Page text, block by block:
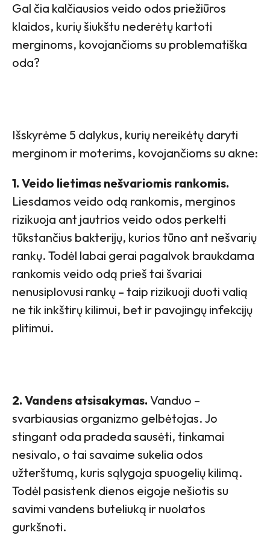
Gal čia kalčiausios veido odos priežiūros
klaidos, kurių šiukštu nederėtų kartoti
merginoms, kovojančioms su problematiška
oda?
Išskyrėme 5 dalykus, kurių nereikėtų daryti
merginom ir moterims, kovojančioms su akne:
1. Veido lietimas nešvariomis rankomis.
Liesdamos veido odą rankomis, merginos
rizikuoja ant jautrios veido odos perkelti
tūkstančius bakterijų, kurios tūno ant nešvarių
rankų. Todėl labai gerai pagalvok braukdama
rankomis veido odą prieš tai švariai
nenusiplovusi rankų – taip rizikuoji duoti valią
ne tik inkštirų kilimui, bet ir pavojingų infekcijų
plitimui.
2. Vandens atsisakymas. Vanduo –
svarbiausias organizmo gelbėtojas. Jo
stingant oda pradeda sausėti, tinkamai
nesivalo, o tai savaime sukelia odos
užterštumą, kuris sąlygoja spuogelių kilimą.
Todėl pasistenk dienos eigoje nešiotis su
savimi vandens buteliuką ir nuolatos
gurkšnoti.